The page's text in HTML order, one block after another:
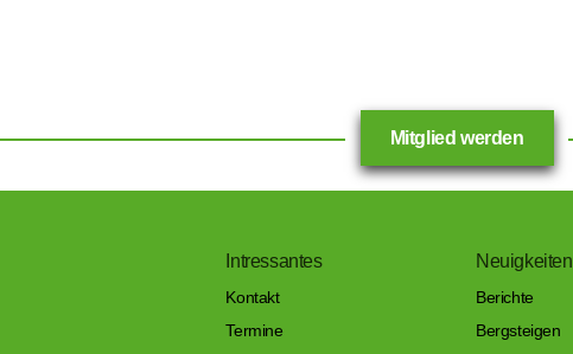
Mitglied werden
Intressantes
Kontakt
Termine
Neuigkeiten
Berichte
Bergsteigen